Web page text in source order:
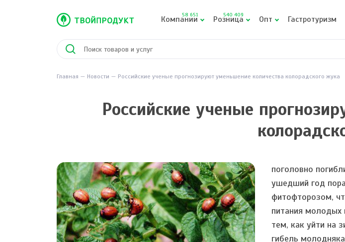
Компании
58 651 Розница
540 409 Опт Гастротуризм
Главная Новости Российские ученые прогнозируют уменьшение количества колорадского жука
Российские ученые
поголовно
ушедший год
фитофторозом,
питания молодых
тем, как уйти на
гибель